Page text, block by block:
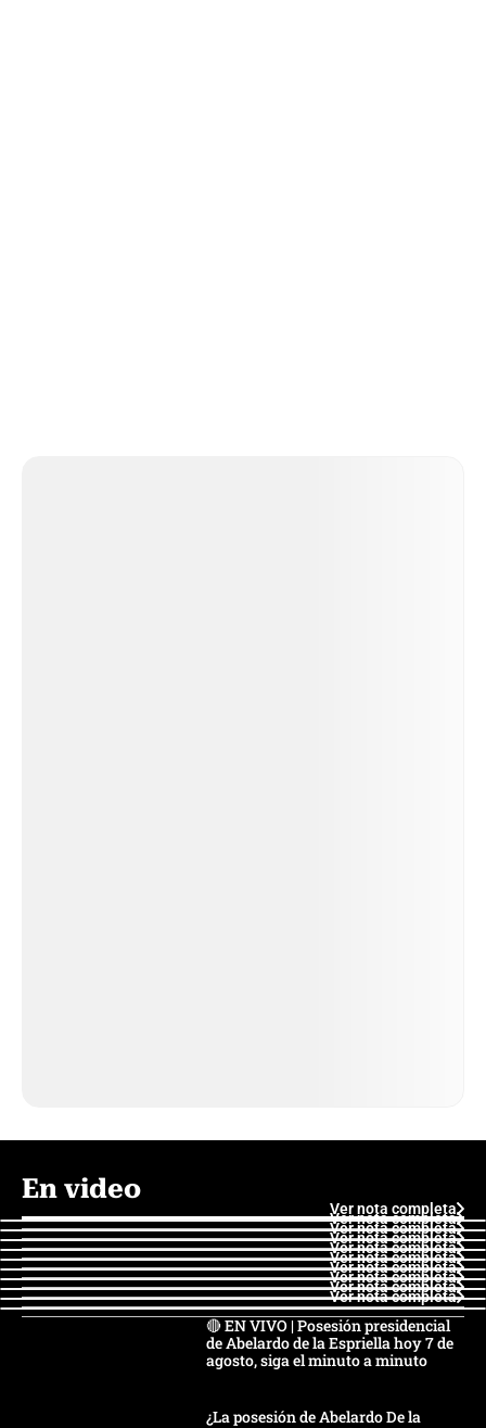
En video
Ver nota completa
Ver nota completa
Ver nota completa
Ver nota completa
Ver nota completa
Ver nota completa
Ver nota completa
Ver nota completa
Ver nota completa
Ver nota completa
🔴 EN VIVO | Posesión presidencial
de Abelardo de la Espriella hoy 7 de
agosto, siga el minuto a minuto
¿La posesión de Abelardo De la